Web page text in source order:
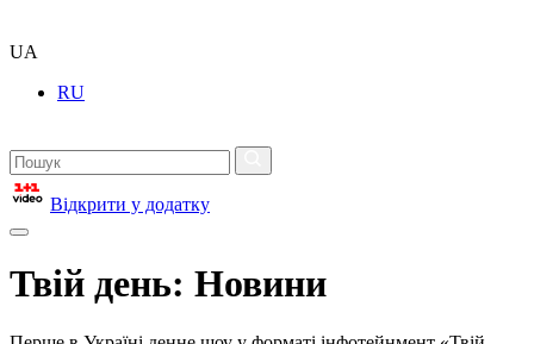
UA
RU
Відкрити у додатку
Твій день: Новини